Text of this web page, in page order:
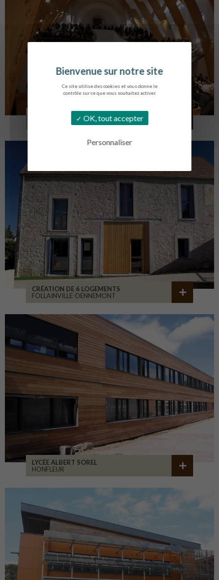
Ce site utilise des cookies et vous donne le
contrôle sur ce que vous souhaitez activer.
OK, tout accepter
Personnaliser
EGLISE SAINT VINCENT
LA TOURLANDRY
CRÉATION DE 6 LOGEMENTS
FOLLAINVILLE-DENNEMONT
LYCÉE ALBERT SOREL
HONFLEUR